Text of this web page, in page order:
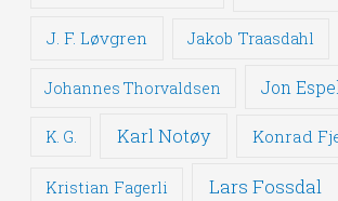
J. F. Løvgren Jakob Traasdahl
Johannes Thorvaldsen Jon
K. G. Karl Notøy Konrad
Kristian Fagerli Lars Fossdal